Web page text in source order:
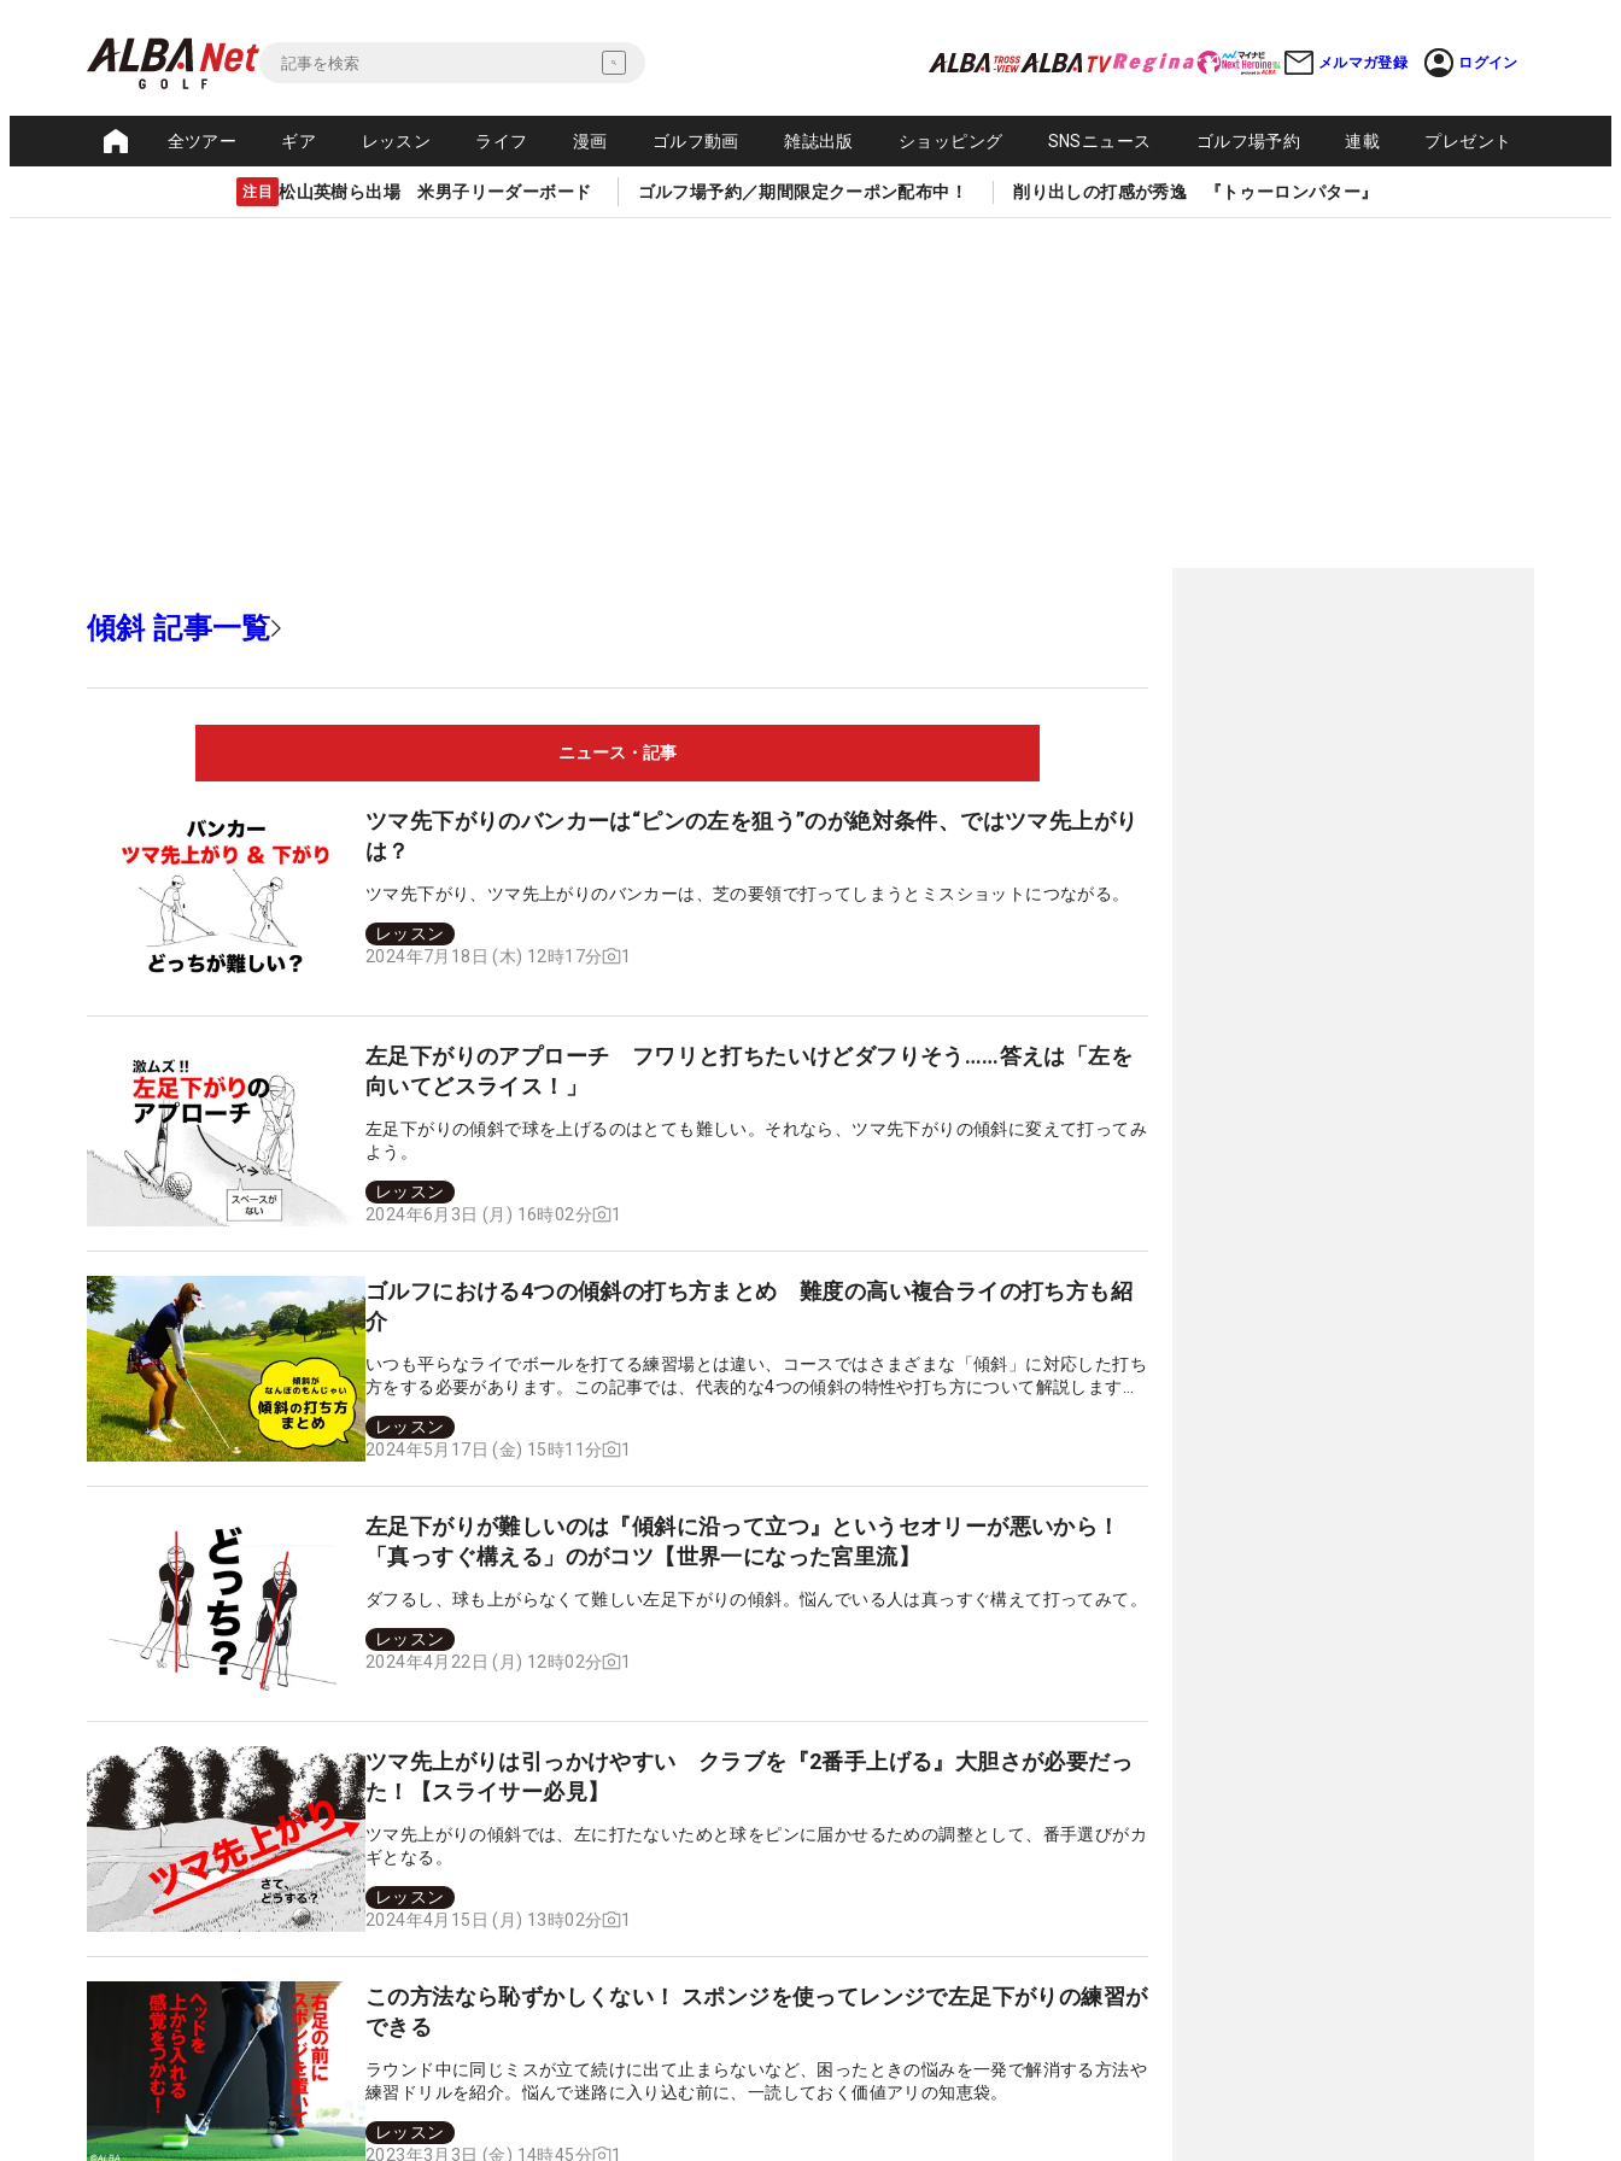
メルマガ登録 ログイン
全ツアー ギア レッスン ライフ 漫画 ゴルフ動画 雑誌出版 ショッピング SNSニュース ゴルフ場予約 連載 プレゼント
注目 松山英樹ら出場 米男子リーダーボード ゴルフ場予約／期間限定クーポン配布中！ 削り出しの打感が秀逸 『トゥーロンパター』
傾斜 記事一覧
ニュース・記事
ツマ先下がりのバンカーは“ピンの左を狙う”のが絶対条件、ではツマ先上がり
は？
ツマ先下がり、ツマ先上がりのバンカーは、芝の要領で打ってしまうとミスショットにつながる。
レッスン
2024年7月18日 (木) 12時17分
1
左足下がりのアプローチ フワリと打ちたいけどダフりそう……答えは「左を
向いてどスライス！」
左足下がりの傾斜で球を上げるのはとても難しい。それなら、ツマ先下がりの傾斜に変えて打ってみ
よう。
レッスン
2024年6月3日 (月) 16時02分
1
ゴルフにおける4つの傾斜の打ち方まとめ 難度の高い複合ライの打ち方も紹
介
いつも平らなライでボールを打てる練習場とは違い、コースではさまざまな「傾斜」に対応した打ち
方をする必要があります。この記事では、代表的な4つの傾斜の特性や打ち方について解説します。
い。
レッスン
2024年5月17日 (金) 15時11分
1
左足下がりが難しいのは『傾斜に沿って立つ』というセオリーが悪いから！
「真っすぐ構える」のがコツ【世界一になった宮里流】
ダフるし、球も上がらなくて難しい左足下がりの傾斜。悩んでいる人は真っすぐ構えて打ってみて。
レッスン
2024年4月22日 (月) 12時02分
1
ツマ先上がりは引っかけやすい クラブを『2番手上げる』大胆さが必要だっ
た！【スライサー必見】
ツマ先上がりの傾斜では、左に打たないためと球をピンに届かせるための調整として、番手選びがカ
ギとなる。
レッスン
2024年4月15日 (月) 13時02分
1
この方法なら恥ずかしくない！ スポンジを使ってレンジで左足下がりの練習が
できる
ラウンド中に同じミスが立て続けに出て止まらないなど、困ったときの悩みを一発で解消する方法や
練習ドリルを紹介。悩んで迷路に入り込む前に、一読しておく価値アリの知恵袋。
レッスン
2023年3月3日 (金) 14時45分
1